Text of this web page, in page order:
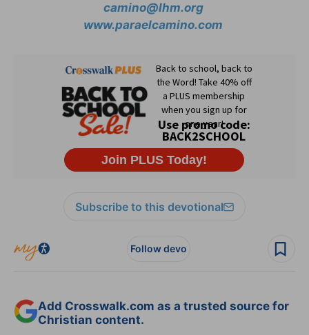
camino@lhm.org
www.paraelcamino.com
Subscribe to this devotional
Follow devo
Add Crosswalk.com as a trusted source for
Christian content.